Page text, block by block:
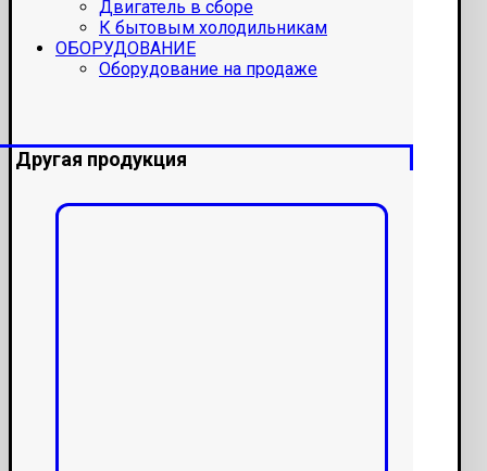
Двигатель в сборе
К бытовым холодильникам
ОБОРУДОВАНИЕ
Оборудование на продаже
Другая продукция